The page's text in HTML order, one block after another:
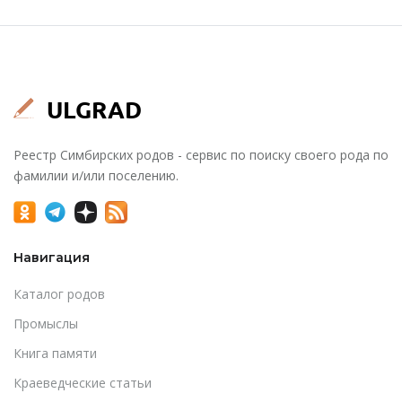
Реестр Симбирских родов - сервис по поиску своего рода по
фамилии и/или поселению.
Навигация
Каталог родов
Промыслы
Книга памяти
Краеведческие статьи